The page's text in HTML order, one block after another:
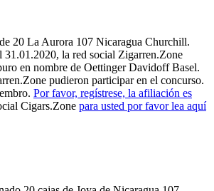
20 La Aurora 107 Nicaragua Churchill.
31.01.2020, la red social Zigarren.Zone
en nombre de Oettinger Davidoff Basel.
pudieron participar en el concurso.
Por favor, regístrese, la afiliación es
Cigars.Zone para usted por favor lea aquí